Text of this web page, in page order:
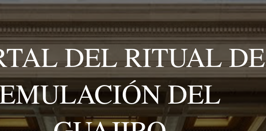
DEL RITUAL DE
DEL